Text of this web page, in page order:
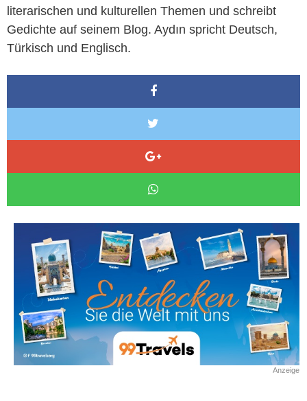
literarischen und kulturellen Themen und schreibt
Gedichte auf seinem Blog. Aydın spricht Deutsch,
Türkisch und Englisch.
Anzeige